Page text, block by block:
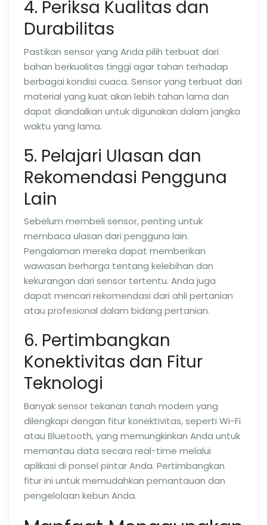
4. Periksa Kualitas dan
Durabilitas
Pastikan sensor yang Anda pilih terbuat dari
bahan berkualitas tinggi agar tahan terhadap
berbagai kondisi cuaca. Sensor yang terbuat dari
material yang kuat akan lebih tahan lama dan
dapat diandalkan untuk digunakan dalam jangka
waktu yang lama.
5. Pelajari Ulasan dan
Rekomendasi Pengguna
Lain
Sebelum membeli sensor, penting untuk
membaca ulasan dari pengguna lain.
Pengalaman mereka dapat memberikan
wawasan berharga tentang kelebihan dan
kekurangan dari sensor tertentu. Anda juga
dapat mencari rekomendasi dari ahli pertanian
atau profesional dalam bidang pertanian.
6. Pertimbangkan
Konektivitas dan Fitur
Teknologi
Banyak sensor tekanan tanah modern yang
dilengkapi dengan fitur konektivitas, seperti Wi-Fi
atau Bluetooth, yang memungkinkan Anda untuk
memantau data secara real-time melalui
aplikasi di ponsel pintar Anda. Pertimbangkan
fitur ini untuk memudahkan pemantauan dan
pengelolaan kebun Anda.